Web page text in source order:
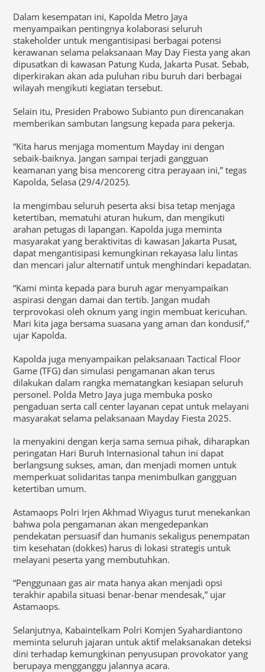
Dalam kesempatan ini, Kapolda Metro Jaya
menyampaikan pentingnya kolaborasi seluruh
stakeholder untuk mengantisipasi berbagai potensi
kerawanan selama pelaksanaan May Day Fiesta yang akan
dipusatkan di kawasan Patung Kuda, Jakarta Pusat. Sebab,
diperkirakan akan ada puluhan ribu buruh dari berbagai
wilayah mengikuti kegiatan tersebut.
Selain itu, Presiden Prabowo Subianto pun direncanakan
memberikan sambutan langsung kepada para pekerja.
“Kita harus menjaga momentum Mayday ini dengan
sebaik-baiknya. Jangan sampai terjadi gangguan
keamanan yang bisa mencoreng citra perayaan ini,” tegas
Kapolda, Selasa (29/4/2025).
Ia mengimbau seluruh peserta aksi bisa tetap menjaga
ketertiban, mematuhi aturan hukum, dan mengikuti
arahan petugas di lapangan. Kapolda juga meminta
masyarakat yang beraktivitas di kawasan Jakarta Pusat,
dapat mengantisipasi kemungkinan rekayasa lalu lintas
dan mencari jalur alternatif untuk menghindari kepadatan.
“Kami minta kepada para buruh agar menyampaikan
aspirasi dengan damai dan tertib. Jangan mudah
terprovokasi oleh oknum yang ingin membuat kericuhan.
Mari kita jaga bersama suasana yang aman dan kondusif,”
ujar Kapolda.
Kapolda juga menyampaikan pelaksanaan Tactical Floor
Game (TFG) dan simulasi pengamanan akan terus
dilakukan dalam rangka mematangkan kesiapan seluruh
personel. Polda Metro Jaya juga membuka posko
pengaduan serta call center layanan cepat untuk melayani
masyarakat selama pelaksanaan Mayday Fiesta 2025.
Ia menyakini dengan kerja sama semua pihak, diharapkan
peringatan Hari Buruh Internasional tahun ini dapat
berlangsung sukses, aman, dan menjadi momen untuk
memperkuat solidaritas tanpa menimbulkan gangguan
ketertiban umum.
Astamaops Polri Irjen Akhmad Wiyagus turut menekankan
bahwa pola pengamanan akan mengedepankan
pendekatan persuasif dan humanis sekaligus penempatan
tim kesehatan (dokkes) harus di lokasi strategis untuk
melayani peserta yang membutuhkan.
“Penggunaan gas air mata hanya akan menjadi opsi
terakhir apabila situasi benar-benar mendesak,” ujar
Astamaops.
Selanjutnya, Kabaintelkam Polri Komjen Syahardiantono
meminta seluruh jajaran untuk aktif melaksanakan deteksi
dini terhadap kemungkinan penyusupan provokator yang
berupaya mengganggu jalannya acara.